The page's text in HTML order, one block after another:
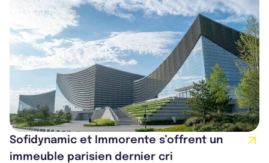
Sofidynamic et Immorente s’offrent un
immeuble parisien dernier cri